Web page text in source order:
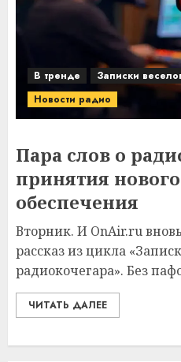
В тренде
Записки
Новости радио
Пара слов о
принятия
обеспечения
Вторник. И OnAir.ru
рассказ из цикла
радиокочегара». Без
ЧИТАТЬ ДАЛЕЕ